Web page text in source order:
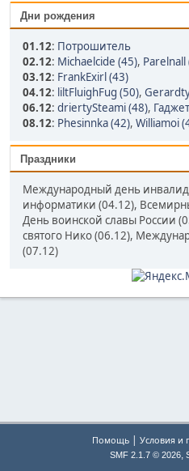
Дни рождения
01.12: Потрошитель
02.12: Michaelcide (45), Parelnall
03.12: FrankExirl (43)
04.12: liltFluighFug (50),
06.12: driertySteami (48),
08.12: Phesinnka (42), Williamoi
Праздники
Международный день
информатики (04.12),
День воинской славы России
святого Нико (06.12),
(07.12)
Помощь | Условия и
SMF 2.1.7 © 2026,